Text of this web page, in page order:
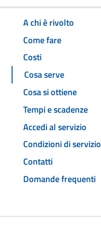
A chi è rivolto
Come fare
Costi
Cosa serve
Cosa si ottiene
Tempi e scadenze
Accedi al servizio
Condizioni di servizio
Contatti
Domande frequenti